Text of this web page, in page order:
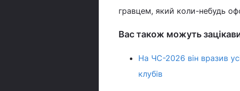
гравцем, який коли-небудь
Вас також можуть
На ЧС-2026 він вразив
клубів